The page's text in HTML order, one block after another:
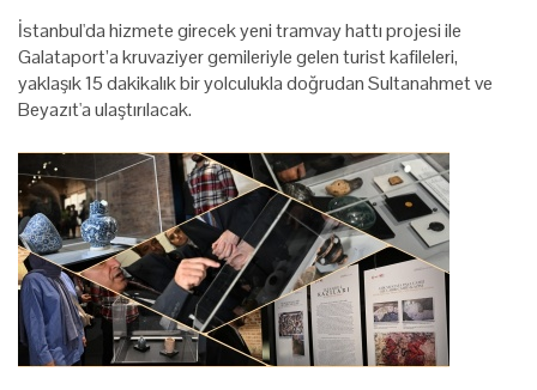
İstanbul'da hizmete girecek yeni tramvay hattı projesi ile
Galataport’a kruvaziyer gemileriyle gelen turist kafileleri,
yaklaşık 15 dakikalık bir yolculukla doğrudan Sultanahmet ve
Beyazıt'a ulaştırılacak.